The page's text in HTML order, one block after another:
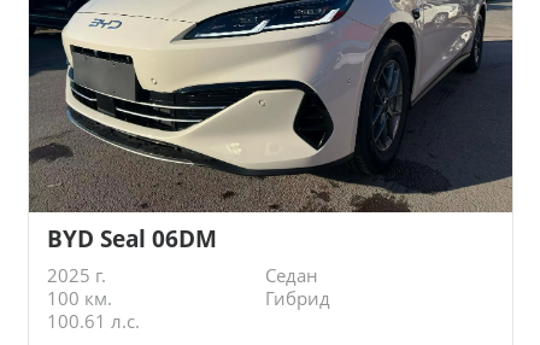
BYD Seal 06DM
2025 г.
Седан
100 км.
Гибрид
100.61 л.с.